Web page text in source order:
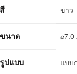
สี ขาว
ขนาด ⌀7.0
รูปแบบ แบบ